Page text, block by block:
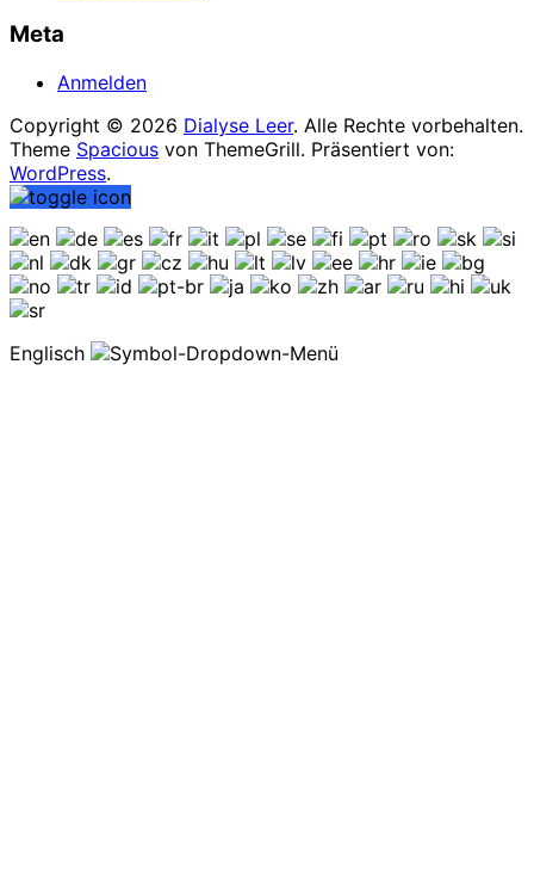
Meta
Anmelden
Copyright © 2026 Dialyse Leer. Alle Rechte vorbehalten.
Theme Spacious von ThemeGrill. Präsentiert von:
WordPress.
Englisch